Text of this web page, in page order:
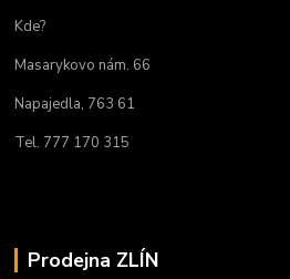
Kde?
Masarykovo nám. 66
Napajedla, 763 61
Tel. 777 170 315
Prodejna ZLÍN